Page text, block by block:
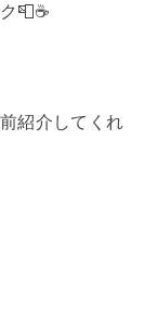
📮☕️
紹介してくれ